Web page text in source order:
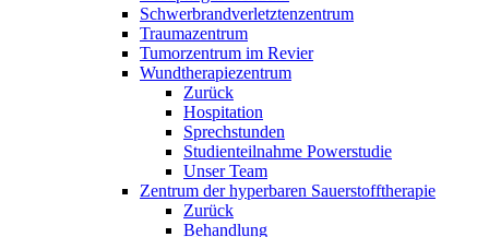
Schwerbrandverletztenzentrum
Traumazentrum
Tumorzentrum im Revier
Wundtherapiezentrum
Zurück
Hospitation
Sprechstunden
Studienteilnahme Powerstudie
Unser Team
Zentrum der hyperbaren Sauerstofftherapie
Zurück
Behandlung